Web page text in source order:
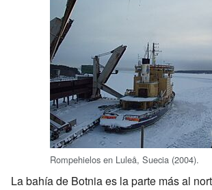
Rompehielos en Luleå, Suecia (2004).
La bahía de Botnia es la parte más al